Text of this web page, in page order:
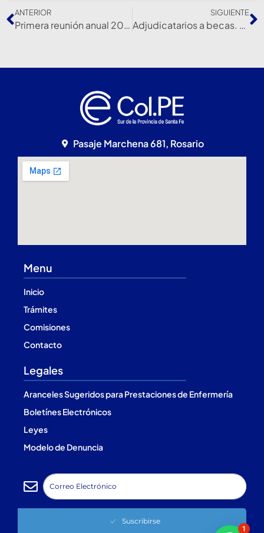
ANTERIOR
Primera reunión anual 2023
SIGUIENTE
Adjudicatarios a becas. Soporte Nutrición Enteral 2023
Pasaje Marchena 681, Rosario
Menu
Inicio
Trámites
Comisiones
Contacto
Legales
Aranceles Sugeridos para Prestaciones de Enfermería
Boletínes Electrónicos
Leyes
Modelo de Denuncia
Suscribirse
1